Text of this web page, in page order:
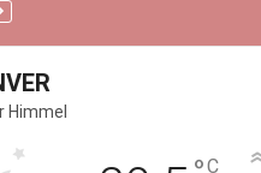
Himmel
C